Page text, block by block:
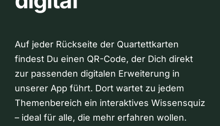
Auf jeder Rückseite der Quartettkarten
findest Du einen QR-Code, der Dich direkt
zur passenden digitalen Erweiterung in
unserer App führt. Dort wartet zu jedem
Themenbereich ein interaktives Wissensquiz
– ideal für alle, die mehr erfahren wollen.